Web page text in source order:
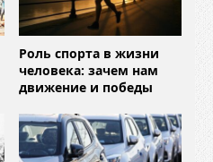
Роль спорта в жизни
человека: зачем нам
движение и победы